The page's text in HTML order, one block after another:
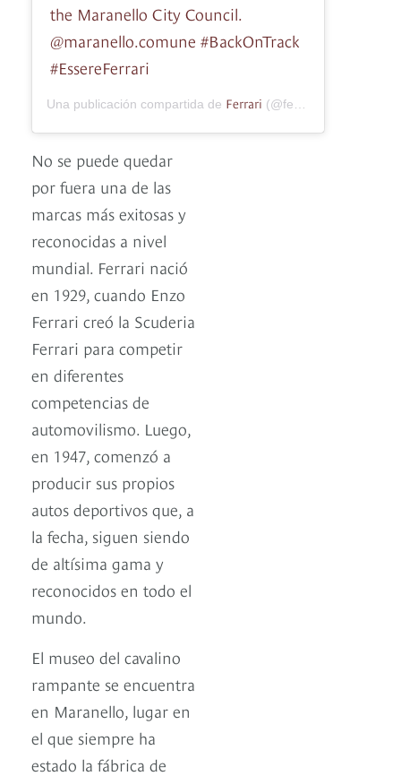
the Maranello City Council.
@maranello.comune #BackOnTrack
#EssereFerrari
Una publicación compartida de Ferrari (@ferrari) el
No se puede quedar
por fuera una de las
marcas más exitosas y
reconocidas a nivel
mundial. Ferrari nació
en 1929, cuando Enzo
Ferrari creó la Scuderia
Ferrari para competir
en diferentes
competencias de
automovilismo. Luego,
en 1947, comenzó a
producir sus propios
autos deportivos que, a
la fecha, siguen siendo
de altísima gama y
reconocidos en todo el
mundo.
El museo del cavalino
rampante se encuentra
en Maranello, lugar en
el que siempre ha
estado la fábrica de